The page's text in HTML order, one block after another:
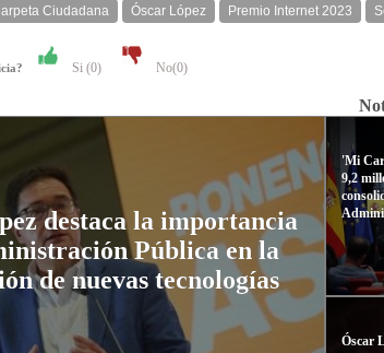
Ciudadana Óscar López Premio Internet 2023
Si (0) No(0)
destaca la importancia
Pública en la
de nuevas tecnologías
'Mi
9,2
Óscar